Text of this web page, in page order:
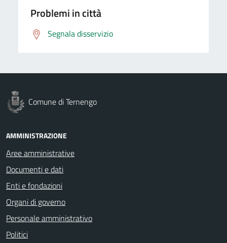
Problemi in città
Segnala disservizio
Comune di Ternengo
AMMINISTRAZIONE
Aree amministrative
Documenti e dati
Enti e fondazioni
Organi di governo
Personale amministrativo
Politici